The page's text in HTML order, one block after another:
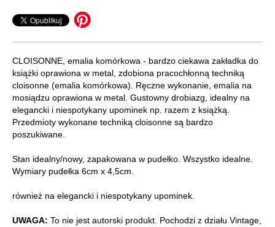
CLOISONNE, emalia komórkowa - bardzo ciekawa zakładka do
książki oprawiona w metal, zdobiona pracochłonną techniką
cloisonne (emalia komórkowa). Ręczne wykonanie, emalia na
mosiądzu oprawiona w metal. Gustowny drobiazg, idealny na
elegancki i niespotykany upominek np. razem z książką.
Przedmioty wykonane techniką cloisonne są bardzo
poszukiwane.
Stan idealny/nowy, zapakowana w pudełko. Wszystko idealne.
Wymiary pudełka 6cm x 4,5cm.
również na elegancki i niespotykany upominek.
UWAGA: To nie jest autorski produkt. Pochodzi z działu Vintage,